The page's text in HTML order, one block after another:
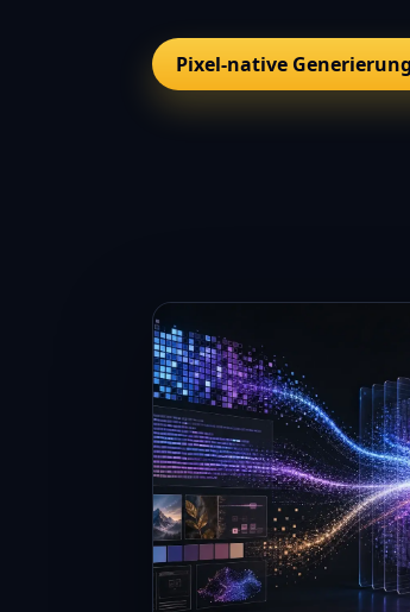
Pixel-native